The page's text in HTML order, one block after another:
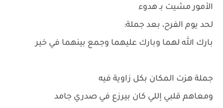
الأمور مشيت بـ هدوء
لحد يوم الفرح، بعد جملة:
بارك الله لهما وبارك عليهما وجمع بينهما في خير
جملة هزت المكان بكل زاوية فيه
ومعاهم قلبي إللي كان بيرزع في صدري جامد